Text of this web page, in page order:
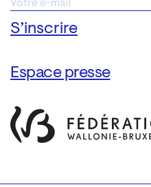
Espace presse